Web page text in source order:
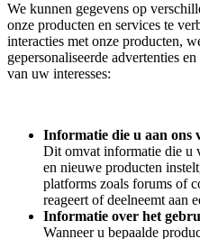
We kunnen gegevens op
onze producten en services te
interacties met onze producten,
gepersonaliseerde advertenties
van uw interesses:
Informatie die u aan ons
Dit omvat informatie die u
en nieuwe producten
platforms zoals forums of
reageert of deelneemt aan
Informatie over het
Wanneer u bepaalde